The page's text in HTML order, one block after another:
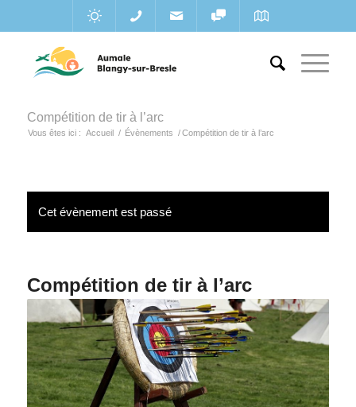
Compétition de tir à l’arc
Vous êtes ici : Accueil / Évènements / Compétition de tir à l’arc
Cet évènement est passé
Compétition de tir à l’arc